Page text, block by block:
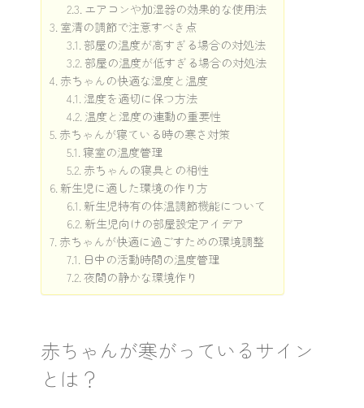
エアコンや加湿器の効果的な使用法
室清の調節で注意すべき点
部屋の温度が高すぎる場合の対処法
部屋の温度が低すぎる場合の対処法
赤ちゃんの快適な湿度と温度
湿度を適切に保つ方法
温度と湿度の連動の重要性
赤ちゃんが寝ている時の寒さ対策
寝室の温度管理
赤ちゃんの寝具との相性
新生児に適した環境の作り方
新生児特有の体温調節機能について
新生児向けの部屋設定アイデア
赤ちゃんが快適に過ごすための環境調整
日中の活動時間の温度管理
夜間の静かな環境作り
赤ちゃんが寒がっているサイン
とは？